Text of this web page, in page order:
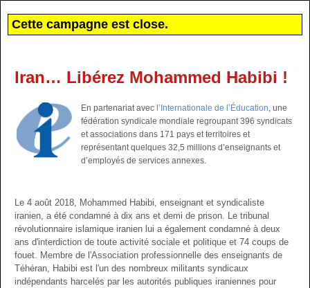
Cette campagne est close.
Iran… Libérez Mohammed Habibi !
En partenariat avec l’Internationale de l’Éducation, une
fédération syndicale mondiale regroupant 396 syndicats
et associations dans 171 pays et territoires et
représentant quelques 32,5 millions d’enseignants et
d’employés de services annexes.
Le 4 août 2018, Mohammed Habibi, enseignant et syndicaliste
iranien, a été condamné à dix ans et demi de prison. Le tribunal
révolutionnaire islamique iranien lui a également condamné à deux
ans d'interdiction de toute activité sociale et politique et 74 coups de
fouet. Membre de l'Association professionnelle des enseignants de
Téhéran, Habibi est l'un des nombreux militants syndicaux
indépendants harcelés par les autorités publiques iraniennes pour